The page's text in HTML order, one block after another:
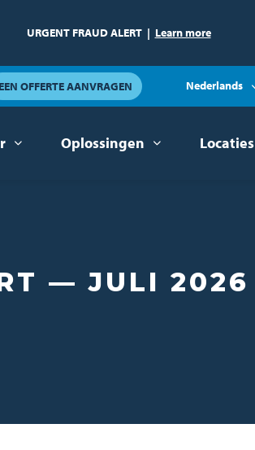
URGENT FRAUD ALERT | Learn more
EEN OFFERTE AANVRAGEN Nederlands
Oplossingen Locaties
— JULI 2026